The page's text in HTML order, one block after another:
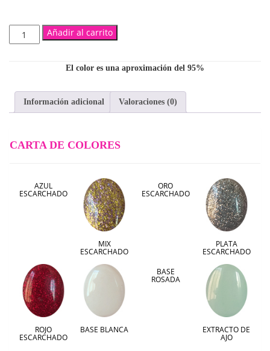
Gabriel
cantidad
Añadir al carrito
El color es una aproximación del 95%
Información adicional Valoraciones (0)
CARTA DE COLORES
AZUL
ESCARCHADO
MIX
ESCARCHADO
ORO
ESCARCHADO
PLATA
ESCARCHADO
ROJO
ESCARCHADO
BASE BLANCA
BASE
ROSADA
EXTRACTO DE
AJO